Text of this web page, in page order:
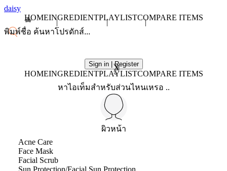
daisy
HOMEINGREDIENTPLAYLISTCOMPARE ITEMS
Sign in | Register
X
HOMEINGREDIENTPLAYLISTCOMPARE ITEMS
หาไอเท็มสำหรับส่วนไหนเหรอ ..
ผิวหน้า
Acne Care
Face Mask
Facial Scrub
Sun Protection/Facial Sun Protection